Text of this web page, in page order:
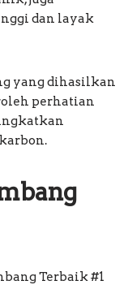
dan layak
yang dihasilkan
perhatian
Terbaik #1